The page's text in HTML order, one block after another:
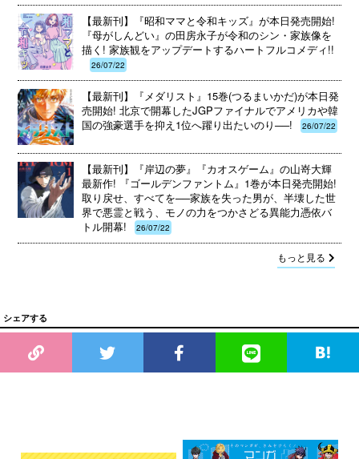
【最新刊】『昭和ママと令和キッズ』が本日発売開始!
『母がしんどい』の田房永子が令和のシン・家族像を
描く! 家族観をアップデートするハートフルコメディ!!
26/07/22
【最新刊】『メダリスト』15巻(つるまいかだ)が本日発
売開始! 北京で開幕したJGPファイナルでアメリカや韓
国の強豪選手を抑え1位へ躍り出たいのり──!
26/07/22
【最新刊】『岸辺の夢』『カオスゲーム』の山嵜大輝
最新作! 『ゴールデンファントム』1巻が本日発売開始!
取り戻せ、すべてを──家族を失った男が、半壊した世
界で悪霊と戦う、モノの力をつかさどる異能力憑依バ
トル開幕!
26/07/22
もっと見る
シェアする